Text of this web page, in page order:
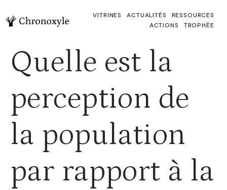
VITRINES ACTUALITÉS
RESSOURCES
ACTIONS
TROPHÉE
Quelle est la
perception de
la population
par rapport à la